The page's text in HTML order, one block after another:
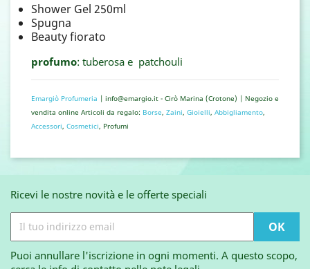
Shower Gel 250ml
Spugna
Beauty fiorato
profumo: tuberosa e patchouli
Emargiò Profumeria | info@emargio.it - Cirò Marina (Crotone) | Negozio e
vendita online Articoli da regalo: Borse, Zaini, Gioielli, Abbigliamento,
Accessori, Cosmetici, Profumi
Ricevi le nostre novità e le offerte speciali
Puoi annullare l'iscrizione in ogni momenti. A questo scopo,